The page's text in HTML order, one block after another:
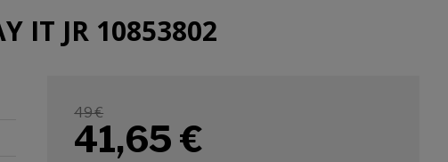
IT JR 10853802
49 €
41,65 €